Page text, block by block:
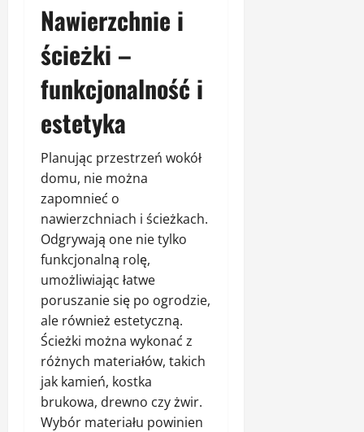
Nawierzchnie i
ścieżki –
funkcjonalność i
estetyka
Planując przestrzeń wokół
domu, nie można
zapomnieć o
nawierzchniach i ścieżkach.
Odgrywają one nie tylko
funkcjonalną rolę,
umożliwiając łatwe
poruszanie się po ogrodzie,
ale również estetyczną.
Ścieżki można wykonać z
różnych materiałów, takich
jak kamień, kostka
brukowa, drewno czy żwir.
Wybór materiału powinien